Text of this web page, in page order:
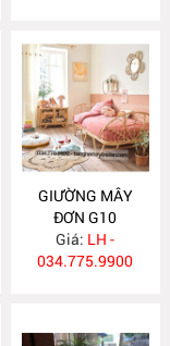
GIƯỜNG MÂY
ĐƠN G10
Giá: LH -
034.775.9900